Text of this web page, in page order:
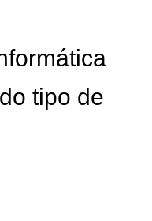
tipo de